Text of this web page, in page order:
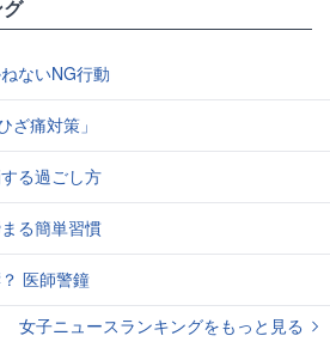
ないNG行動
ざ痛対策」
る過ごし方
る簡単習慣
医師警鐘
女子ニュースランキングをもっと見る